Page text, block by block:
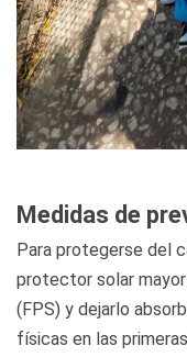
Medidas de
Para protegerse del
protector solar
(FPS) y dejarlo
físicas en las